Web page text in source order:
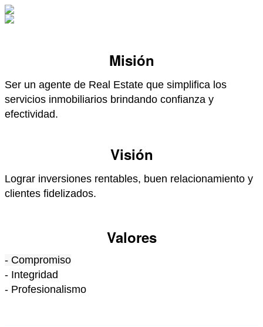
Misión
Ser un agente de Real Estate que simplifica los
servicios inmobiliarios brindando confianza y
efectividad.
Visión
Lograr inversiones rentables, buen relacionamiento y
clientes fidelizados.
Valores
- Compromiso
- Integridad
- Profesionalismo